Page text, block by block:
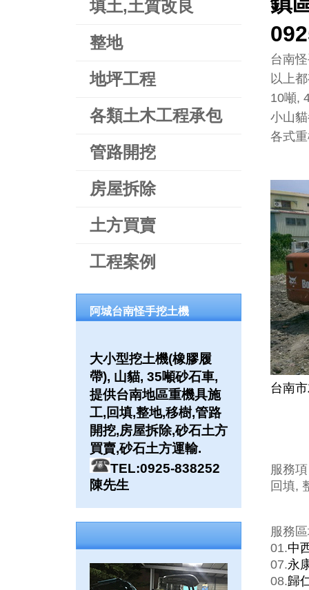
填土,土質改良
整地
地坪工程
各類土木工程承包
管路開挖
房屋拆除
土方買賣
工程案例
阿城台南怪手挖土機
大小型挖土機(橡膠履
帶), 山貓, 35噸砂石車,
提供台南地區重機具施
工,回填,整地,移樹,管路
開挖,房屋拆除,砂石土方
買賣,砂石土方運輸.
TEL:0925-838252
陳先生
台南
以上
10噸,
小山
各式
台南
服務
回填,
服務
01.中
07.永
08.歸